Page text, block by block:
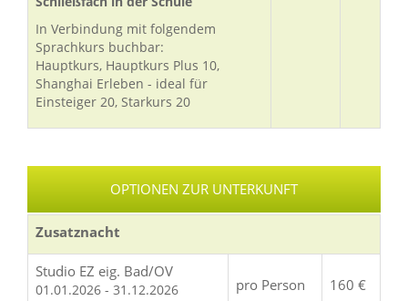
In Verbindung mit folgendem
Sprachkurs buchbar:
Hauptkurs, Hauptkurs Plus 10,
Shanghai Erleben - ideal für
Einsteiger 20, Starkurs 20
OPTIONEN ZUR UNTERKUNFT
Zusatznacht
Studio EZ eig. Bad/OV
01.01.2026 - 31.12.2026 pro Person 160 €